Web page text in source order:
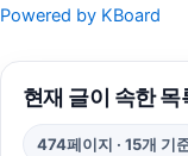
Powered by KBoard
현재 글이 속한 목
474페이지 · 15개 기